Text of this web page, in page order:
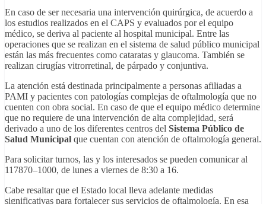
En caso de ser necesaria una intervención quirúrgica, de acuerdo a
los estudios realizados en el CAPS y evaluados por el equipo
médico, se deriva al paciente al hospital municipal. Entre las
operaciones que se realizan en el sistema de salud público municipal
están las más frecuentes como cataratas y glaucoma. También se
realizan cirugías vitrorretinal, de párpado y conjuntiva.
La atención está destinada principalmente a personas afiliadas a
PAMI y pacientes con patologías complejas de oftalmología que no
cuenten con obra social. En caso de que el equipo médico determine
que no requiere de una intervención de alta complejidad, será
derivado a uno de los diferentes centros del Sistema Público de
Salud Municipal que cuentan con atención de oftalmología general.
Para solicitar turnos, las y los interesados se pueden comunicar al
117870–1000, de lunes a viernes de 8:30 a 16.
Cabe resaltar que el Estado local lleva adelante medidas
significativas para fortalecer sus servicios de oftalmología. En esa